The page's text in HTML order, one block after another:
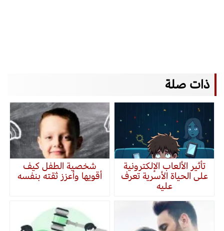
ذات صلة
تأثير الألعاب الإلكترونية
على الحياة الأسرية تعرف
عليه
شخصية الطفل كيف
أقويها وأعزز ثقته بنفسه